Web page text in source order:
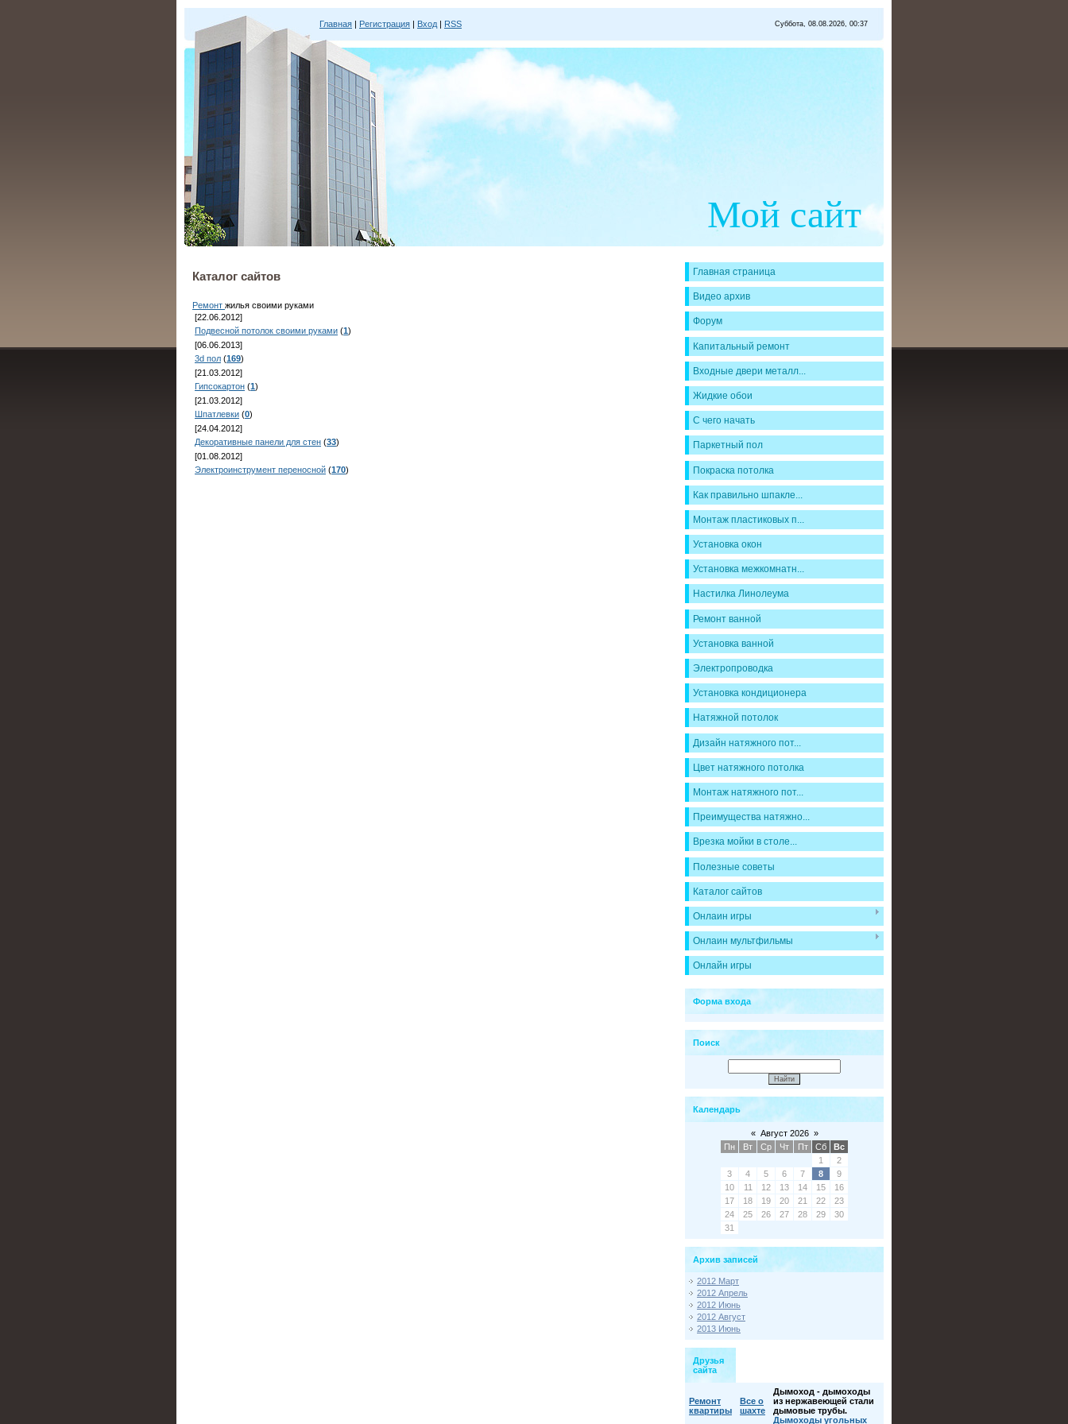
Главная | Регистрация | Вход | RSS Суббота, 08.08.2026, 00:37
Мой сайт
Каталог сайтов
Ремонт жилья своими руками
[22.06.2012]
Подвесной потолок своими руками (1)
[06.06.2013]
3d пол (169)
[21.03.2012]
Гипсокартон (1)
[21.03.2012]
Шпатлевки (0)
[24.04.2012]
Декоративные панели для стен (33)
[01.08.2012]
Электроинструмент переносной (170)
Главная страница
Видео архив
Форум
Капитальный ремонт
Входные двери металл...
Жидкие обои
С чего начать
Паркетный пол
Покраска потолка
Как правильно шпакле...
Монтаж пластиковых п...
Установка окон
Установка межкомнатн...
Настилка Линолеума
Ремонт ванной
Установка ванной
Электропроводка
Установка кондиционера
Натяжной потолок
Дизайн натяжного пот...
Цвет натяжного потолка
Монтаж натяжного пот...
Преимущества натяжно...
Врезка мойки в столе...
Полезные советы
Каталог сайтов
Онлаин игры
Онлаин мультфильмы
Онлайн игры
Форма входа
Поиск
Календарь
« Август 2026 »
Пн
Вт Ср Чт Пт Сб
Вс
1
2
3
4 5 6 7 8
9
10
11 12 13 14 15
16
17
18 19 20 21 22
23
24
25 26 27 28 29
30
31
Архив записей
2012 Март
2012 Апрель
2012 Июнь
2012 Август
2013 Июнь
Друзья
сайта
Ремонт
квартиры
Все о
шахте
Дымоход - дымоходы
из нержавеющей стали
дымовые трубы.
Дымоходы угольных